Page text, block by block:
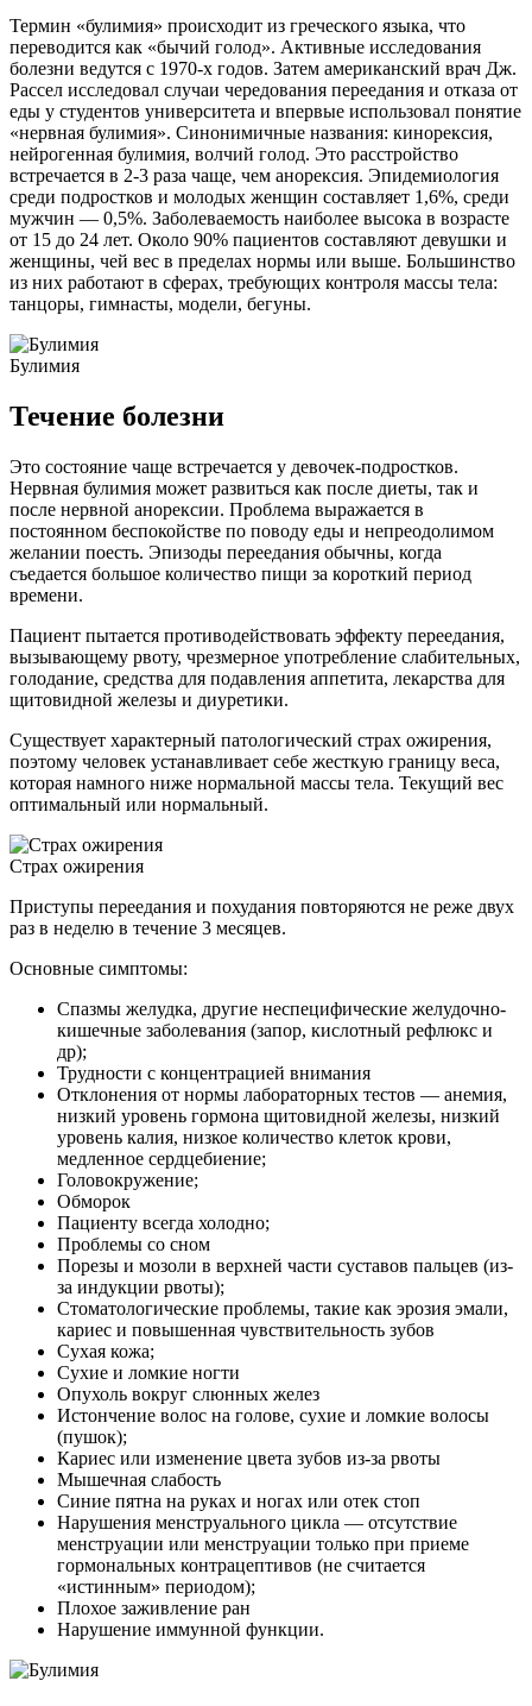
Термин «булимия» происходит из греческого языка, что
переводится как «бычий голод». Активные исследования
болезни ведутся с 1970-х годов. Затем американский врач Дж.
Рассел исследовал случаи чередования переедания и отказа от
еды у студентов университета и впервые использовал понятие
«нервная булимия». Синонимичные названия: кинорексия,
нейрогенная булимия, волчий голод. Это расстройство
встречается в 2-3 раза чаще, чем анорексия. Эпидемиология
среди подростков и молодых женщин составляет 1,6%, среди
мужчин — 0,5%. Заболеваемость наиболее высока в возрасте
от 15 до 24 лет. Около 90% пациентов составляют девушки и
женщины, чей вес в пределах нормы или выше. Большинство
из них работают в сферах, требующих контроля массы тела:
танцоры, гимнасты, модели, бегуны.
Булимия
Течение болезни
Это состояние чаще встречается у девочек-подростков.
Нервная булимия может развиться как после диеты, так и
после нервной анорексии. Проблема выражается в
постоянном беспокойстве по поводу еды и непреодолимом
желании поесть. Эпизоды переедания обычны, когда
съедается большое количество пищи за короткий период
времени.
Пациент пытается противодействовать эффекту переедания,
вызывающему рвоту, чрезмерное употребление слабительных,
голодание, средства для подавления аппетита, лекарства для
щитовидной железы и диуретики.
Существует характерный патологический страх ожирения,
поэтому человек устанавливает себе жесткую границу веса,
которая намного ниже нормальной массы тела. Текущий вес
оптимальный или нормальный.
Страх ожирения
Приступы переедания и похудания повторяются не реже двух
раз в неделю в течение 3 месяцев.
Основные симптомы:
Спазмы желудка, другие неспецифические желудочно-
кишечные заболевания (запор, кислотный рефлюкс и
др);
Трудности с концентрацией внимания
Отклонения от нормы лабораторных тестов — анемия,
низкий уровень гормона щитовидной железы, низкий
уровень калия, низкое количество клеток крови,
медленное сердцебиение;
Головокружение;
Обморок
Пациенту всегда холодно;
Проблемы со сном
Порезы и мозоли в верхней части суставов пальцев (из-
за индукции рвоты);
Стоматологические проблемы, такие как эрозия эмали,
кариес и повышенная чувствительность зубов
Сухая кожа;
Сухие и ломкие ногти
Опухоль вокруг слюнных желез
Истончение волос на голове, сухие и ломкие волосы
(пушок);
Кариес или изменение цвета зубов из-за рвоты
Мышечная слабость
Синие пятна на руках и ногах или отек стоп
Нарушения менструального цикла — отсутствие
менструации или менструации только при приеме
гормональных контрацептивов (не считается
«истинным» периодом);
Плохое заживление ран
Нарушение иммунной функции.